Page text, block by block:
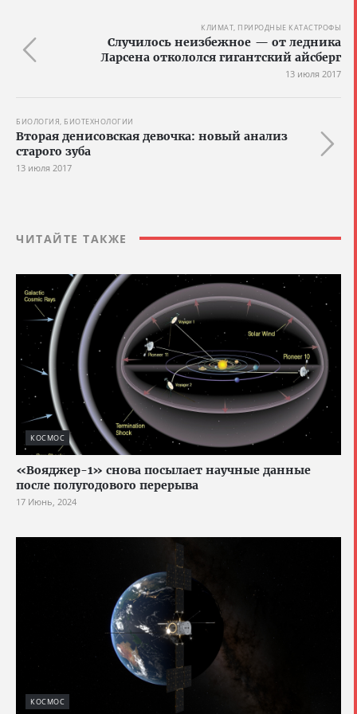
КЛИМАТ, ПРИРОДНЫЕ КАТАСТРОФЫ
Случилось неизбежное — от ледника
Ларсена откололся гигантский айсберг
13 июля 2017
БИОЛОГИЯ, БИОТЕХНОЛОГИИ
Вторая денисовская девочка: новый анализ
старого зуба
13 июля 2017
ЧИТАЙТЕ ТАКЖЕ
КОСМОС
«Вояджер-1» снова посылает научные данные
после полугодового перерыва
17 Июнь, 2024
КОСМОС